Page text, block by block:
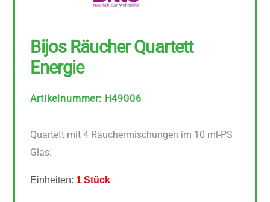
Bijos Räucher Quartett
Energie
Artikelnummer: H49006
Quartett mit 4 Räuchermischungen im 10 ml-PS
Glas:
Einheiten: 1 Stück